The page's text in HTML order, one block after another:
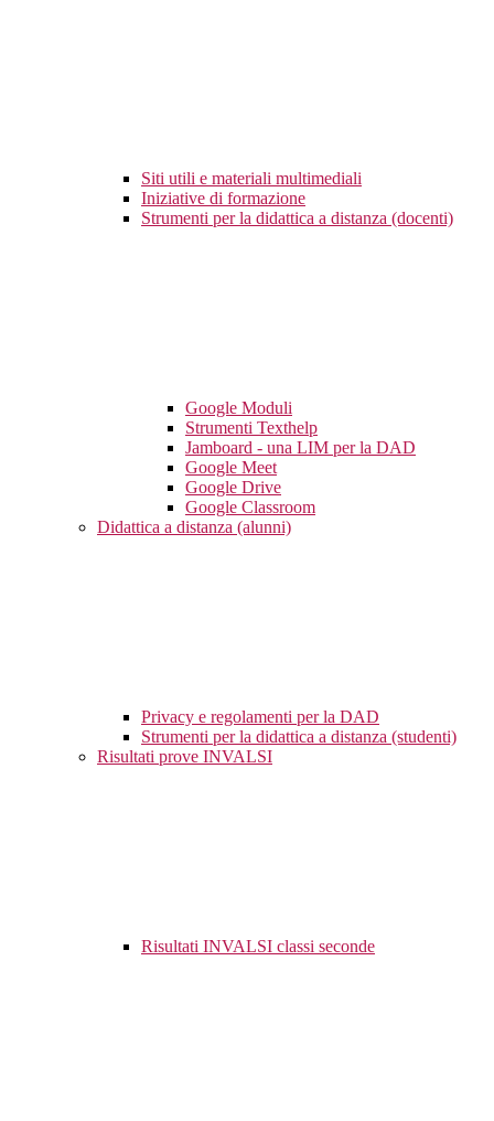
Siti utili e materiali multimediali
Iniziative di formazione
Strumenti per la didattica a distanza (docenti)
Google Moduli
Strumenti Texthelp
Jamboard - una LIM per la DAD
Google Meet
Google Drive
Google Classroom
Didattica a distanza (alunni)
Privacy e regolamenti per la DAD
Strumenti per la didattica a distanza (studenti)
Risultati prove INVALSI
Risultati INVALSI classi seconde